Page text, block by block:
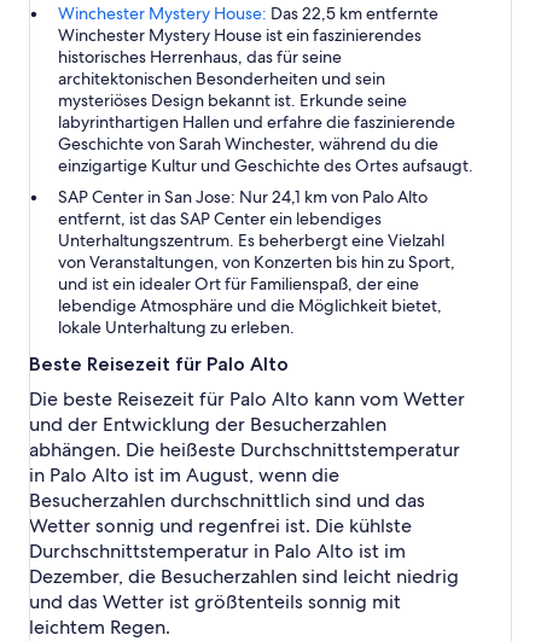
Winchester Mystery House: Das 22,5 km entfernte
Winchester Mystery House ist ein faszinierendes
historisches Herrenhaus, das für seine
architektonischen Besonderheiten und sein
mysteriöses Design bekannt ist. Erkunde seine
labyrinthartigen Hallen und erfahre die faszinierende
Geschichte von Sarah Winchester, während du die
einzigartige Kultur und Geschichte des Ortes aufsaugt.
SAP Center in San Jose: Nur 24,1 km von Palo Alto
entfernt, ist das SAP Center ein lebendiges
Unterhaltungszentrum. Es beherbergt eine Vielzahl
von Veranstaltungen, von Konzerten bis hin zu Sport,
und ist ein idealer Ort für Familienspaß, der eine
lebendige Atmosphäre und die Möglichkeit bietet,
lokale Unterhaltung zu erleben.
Beste Reisezeit für Palo Alto
Die beste Reisezeit für Palo Alto kann vom Wetter
und der Entwicklung der Besucherzahlen
abhängen. Die heißeste Durchschnittstemperatur
in Palo Alto ist im August, wenn die
Besucherzahlen durchschnittlich sind und das
Wetter sonnig und regenfrei ist. Die kühlste
Durchschnittstemperatur in Palo Alto ist im
Dezember, die Besucherzahlen sind leicht niedrig
und das Wetter ist größtenteils sonnig mit
leichtem Regen.